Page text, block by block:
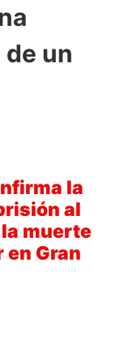
un
la
al
muerte
en Gran